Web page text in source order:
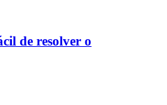
de resolver o